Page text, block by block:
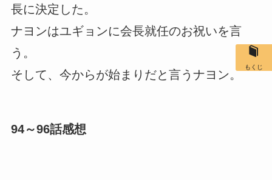
長に決定した。
ナヨンはユギョンに会長就任のお祝いを言
う。
そして、今からが始まりだと言うナヨン。
94～96話感想
もくじ